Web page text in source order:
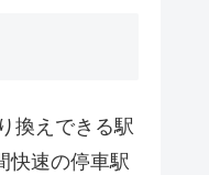
換えできる駅
快速の停車駅